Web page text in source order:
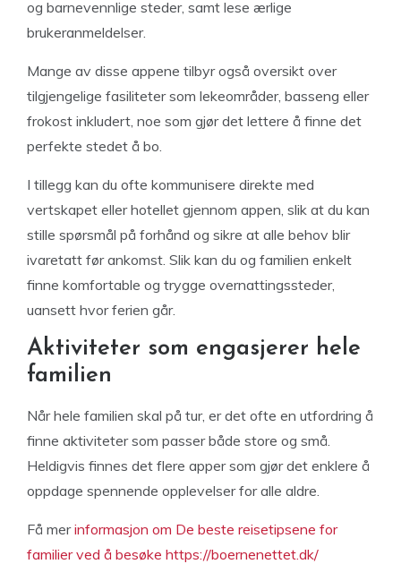
og barnevennlige steder, samt lese ærlige
brukeranmeldelser.
Mange av disse appene tilbyr også oversikt over
tilgjengelige fasiliteter som lekeområder, basseng eller
frokost inkludert, noe som gjør det lettere å finne det
perfekte stedet å bo.
I tillegg kan du ofte kommunisere direkte med
vertskapet eller hotellet gjennom appen, slik at du kan
stille spørsmål på forhånd og sikre at alle behov blir
ivaretatt før ankomst. Slik kan du og familien enkelt
finne komfortable og trygge overnattingssteder,
uansett hvor ferien går.
Aktiviteter som engasjerer hele
familien
Når hele familien skal på tur, er det ofte en utfordring å
finne aktiviteter som passer både store og små.
Heldigvis finnes det flere apper som gjør det enklere å
oppdage spennende opplevelser for alle aldre.
Få merinformasjon om De beste reisetipsene for
familier ved å besøke https://boernenettet.dk/